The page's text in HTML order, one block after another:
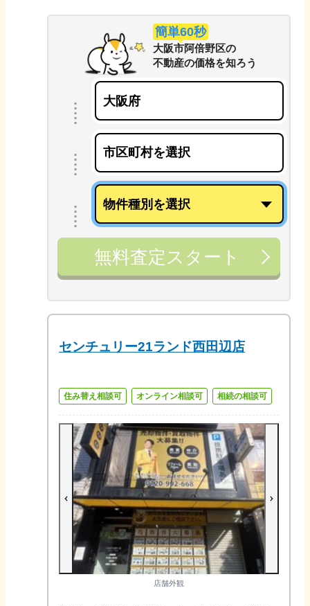
簡単60秒
大阪市阿倍野区の
不動産の価格を知ろう
無料査定スタート
センチュリー21ランド西田辺店
住み替え相談可 オンライン相談可 相続の相談可
店舗外観